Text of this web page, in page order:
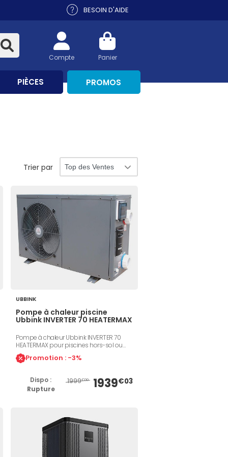
BESOIN D'AIDE
Panier
Compte
PIÈCES PROMOS
Trier par
UBBINK
Pompe à chaleur piscine
Ubbink INVERTER 70 HEATERMAX
Pompe à chaleur Ubbink INVERTER 70
HEATERMAX pour piscines hors-sol ou
enterrées jusqu'à 70m³. Échangeur titane,
compresseur Inverter GREE LAMDA,
consommation électrique de 1,96 - 0,57
kW, COP de 8,6 - 5,7. Niveau sonore à 10m :
46-54 dB(A)
Promotion : -3%
Dispo :
Rupture
1999€00 1939€03